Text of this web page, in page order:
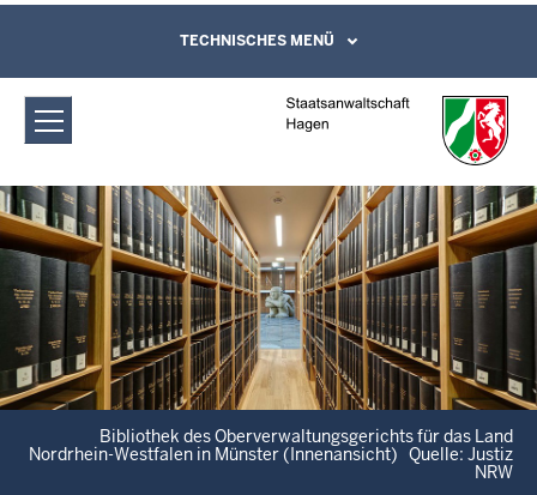
Staatsanwaltschaft Hagen: Gesetze
(Bund/Länder)
Direkt zum Inhalt
Leichte Sprache, Gebärdensprachenvideo
und Kontaktformular
TECHNISCHES MENÜ
Bibliothek des Oberverwaltungsgerichts für das Land
Nordrhein-Westfalen in Münster (Innenansicht) Quelle: Justiz
NRW